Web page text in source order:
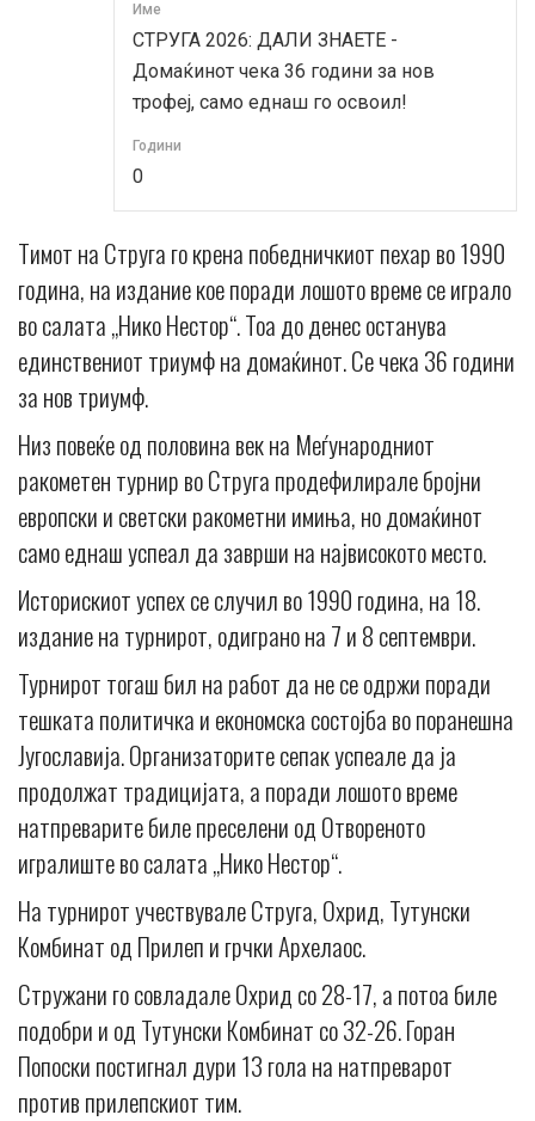
Име
СТРУГА 2026: ДАЛИ ЗНАЕТЕ -
Домаќинот чека 36 години за нов
трофеј, само еднаш го освоил!
Години
0
Тимот на Струга го крена победничкиот пехар во 1990
година, на издание кое поради лошото време се играло
во салата „Нико Нестор“. Тоа до денес останува
единствениот триумф на домаќинот. Се чека 36 години
за нов триумф.
Низ повеќе од половина век на Меѓународниот
ракометен турнир во Струга продефилирале бројни
европски и светски ракометни имиња, но домаќинот
само еднаш успеал да заврши на највисокото место.
Историскиот успех се случил во 1990 година, на 18.
издание на турнирот, одиграно на 7 и 8 септември.
Турнирот тогаш бил на работ да не се одржи поради
тешката политичка и економска состојба во поранешна
Југославија. Организаторите сепак успеале да ја
продолжат традицијата, а поради лошото време
натпреварите биле преселени од Отвореното
игралиште во салата „Нико Нестор“.
На турнирот учествувале Струга, Охрид, Тутунски
Комбинат од Прилеп и грчки Архелаос.
Стружани го совладале Охрид со 28-17, а потоа биле
подобри и од Тутунски Комбинат со 32-26. Горан
Попоски постигнал дури 13 гола на натпреварот
против прилепскиот тим.